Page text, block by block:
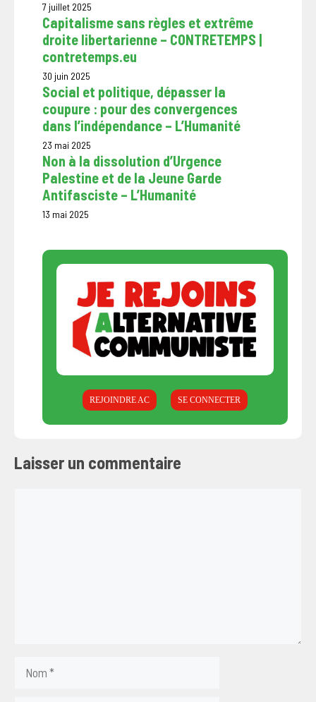
7 juillet 2025
Capitalisme sans règles et extrême
droite libertarienne – CONTRETEMPS |
contretemps.eu
30 juin 2025
Social et politique, dépasser la
coupure : pour des convergences
dans l’indépendance – L’Humanité
23 mai 2025
Non à la dissolution d’Urgence
Palestine et de la Jeune Garde
Antifasciste – L’Humanité
13 mai 2025
REJOINDRE AC SE CONNECTER
Laisser un commentaire